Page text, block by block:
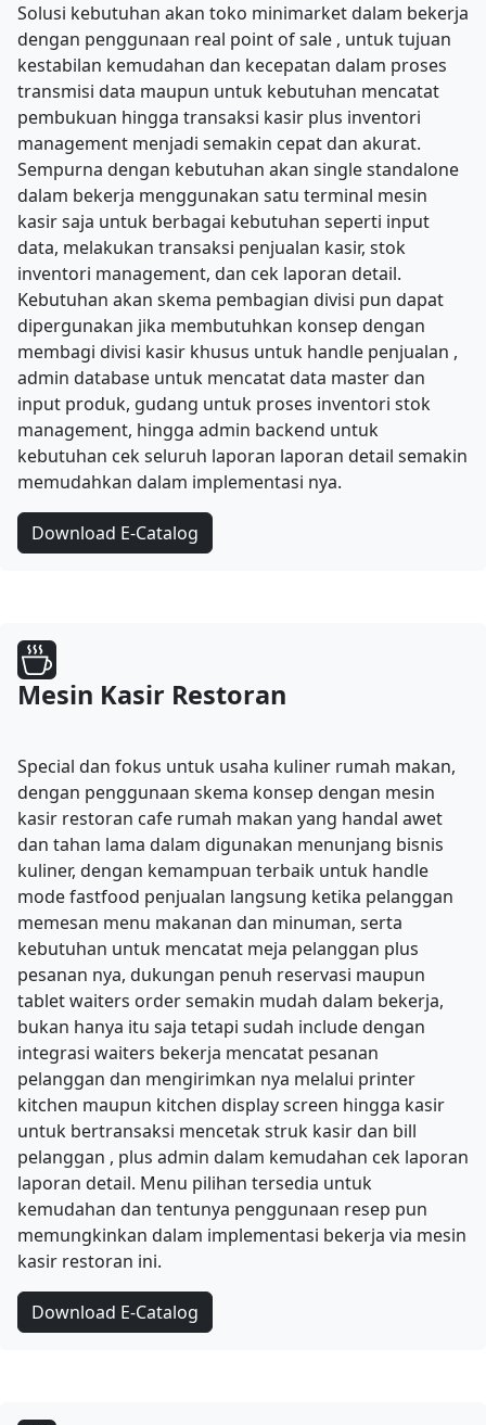
Solusi kebutuhan akan toko minimarket dalam bekerja
dengan penggunaan real point of sale , untuk tujuan
kestabilan kemudahan dan kecepatan dalam proses
transmisi data maupun untuk kebutuhan mencatat
pembukuan hingga transaksi kasir plus inventori
management menjadi semakin cepat dan akurat.
Sempurna dengan kebutuhan akan single standalone
dalam bekerja menggunakan satu terminal mesin
kasir saja untuk berbagai kebutuhan seperti input
data, melakukan transaksi penjualan kasir, stok
inventori management, dan cek laporan detail.
Kebutuhan akan skema pembagian divisi pun dapat
dipergunakan jika membutuhkan konsep dengan
membagi divisi kasir khusus untuk handle penjualan ,
admin database untuk mencatat data master dan
input produk, gudang untuk proses inventori stok
management, hingga admin backend untuk
kebutuhan cek seluruh laporan laporan detail semakin
memudahkan dalam implementasi nya.
Download E-Catalog
Mesin Kasir Restoran
Special dan fokus untuk usaha kuliner rumah makan,
dengan penggunaan skema konsep dengan mesin
kasir restoran cafe rumah makan yang handal awet
dan tahan lama dalam digunakan menunjang bisnis
kuliner, dengan kemampuan terbaik untuk handle
mode fastfood penjualan langsung ketika pelanggan
memesan menu makanan dan minuman, serta
kebutuhan untuk mencatat meja pelanggan plus
pesanan nya, dukungan penuh reservasi maupun
tablet waiters order semakin mudah dalam bekerja,
bukan hanya itu saja tetapi sudah include dengan
integrasi waiters bekerja mencatat pesanan
pelanggan dan mengirimkan nya melalui printer
kitchen maupun kitchen display screen hingga kasir
untuk bertransaksi mencetak struk kasir dan bill
pelanggan , plus admin dalam kemudahan cek laporan
laporan detail. Menu pilihan tersedia untuk
kemudahan dan tentunya penggunaan resep pun
memungkinkan dalam implementasi bekerja via mesin
kasir restoran ini.
Download E-Catalog